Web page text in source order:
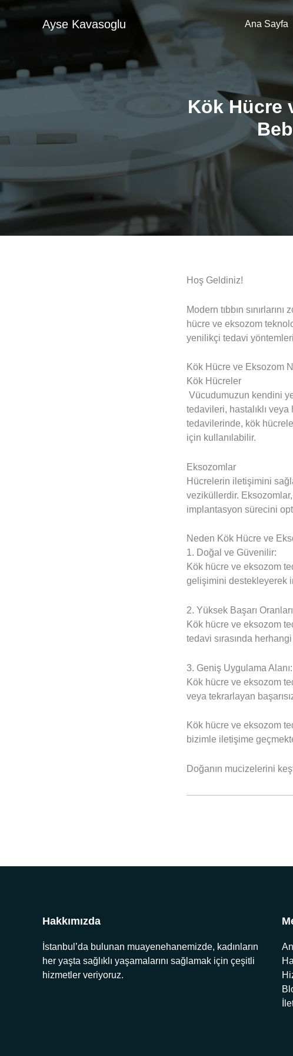
İçeriğe
atla
Ayse Kavasoglu Ana Sayfa
Kök Hücre
Hoş Geldiniz!
Modern tıbbın
hücre ve eksozom
yenilikçi tedavi
Kök Hücre ve Eksozom
Kök Hücreler
Vücudumuzun kendini
tedavileri, hastalıklı veya
tedavilerinde, kök
için kullanılabilir.
Eksozomlar
Hücrelerin iletişimini
veziküllerdir.
implantasyon sürecini
Neden Kök Hücre ve
1. Doğal ve Güvenilir:
Kök hücre ve eksozom
gelişimini destekleyerek
2. Yüksek Başarı
Kök hücre ve eksozom
tedavi sırasında
3. Geniş Uygulama Alanı:
Kök hücre ve eksozom
veya tekrarlayan
Kök hücre ve eksozom
bizimle iletişime
Doğanın mucizelerini
Hakkımızda
İstanbul’da bulunan muayenehanemizde, kadınların
her yaşta sağlıklı yaşamalarını sağlamak için çeşitli
hizmetler veriyoruz.